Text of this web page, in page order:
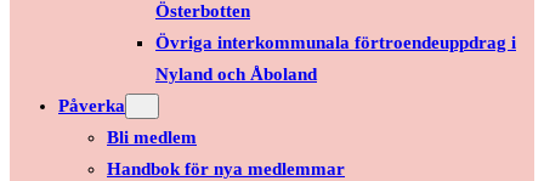
Österbotten
Övriga interkommunala förtroendeuppdrag i
Nyland och Åboland
Påverka
Bli medlem
Handbok för nya medlemmar